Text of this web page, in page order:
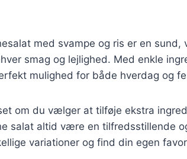
med svampe og ris er en
smag og lejlighed. Med enkle
mulighed for både hverdag og
om du vælger at tilføje ekstra
salat altid være en tilfredsstillende
variationer og find din egen